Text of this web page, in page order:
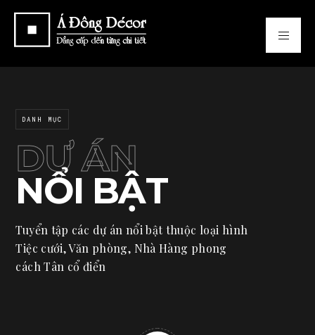
DANH MỤC
DỰ ÁN
NỔI BẬT
Tuyển tập các dự án nổi bật thuộc loại hình
Tiệc cưới, Văn phòng, Nhà Hàng phong
cách Tân cổ điển